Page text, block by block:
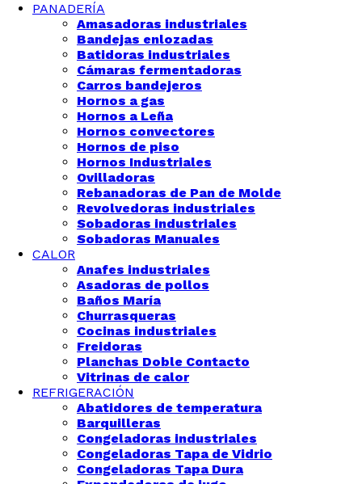
PANADERÍA
Amasadoras industriales
Bandejas enlozadas
Batidoras industriales
Cámaras fermentadoras
Carros bandejeros
Hornos a gas
Hornos a Leña
Hornos convectores
Hornos de piso
Hornos Industriales
Ovilladoras
Rebanadoras de Pan de Molde
Revolvedoras industriales
Sobadoras industriales
Sobadoras Manuales
CALOR
Anafes industriales
Asadoras de pollos
Baños María
Churrasqueras
Cocinas industriales
Freidoras
Planchas Doble Contacto
Vitrinas de calor
REFRIGERACIÓN
Abatidores de temperatura
Barquilleras
Congeladoras industriales
Congeladoras Tapa de Vidrio
Congeladoras Tapa Dura